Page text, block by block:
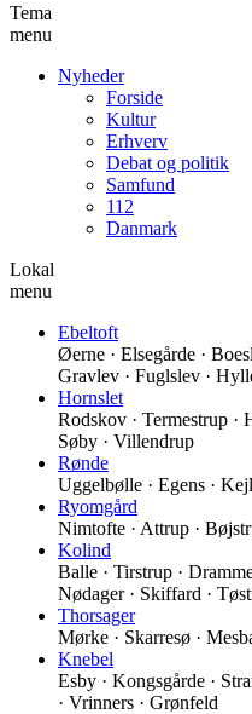
Tema
menu
Nyheder
Forside
Kultur
Erhverv
Debat og politik
Samfund
112
Danmark
Lokal
menu
Ebeltoft
Øerne · Elsegårde ·
Gravlev · Fuglslev ·
Hornslet
Rodskov · Termestrup ·
Søby · Villendrup
Rønde
Uggelbølle · Egens ·
Ryomgård
Nimtofte · Attrup ·
Kolind
Balle · Tirstrup ·
Nødager · Skiffard ·
Thorsager
Mørke · Skarresø ·
Knebel
Esby · Kongsgårde ·
· Vrinners · Grønfeld